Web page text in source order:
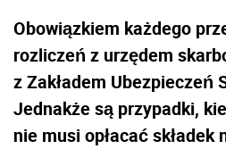
Obowiązkiem każdego
rozliczeń z urzędem
z Zakładem Ubezpieczeń
Jednakże są przypadki,
nie musi opłacać składek